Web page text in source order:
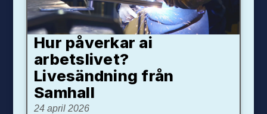
Hur påverkar ai
arbetslivet?
Livesändning från
Samhall
24 april 2026